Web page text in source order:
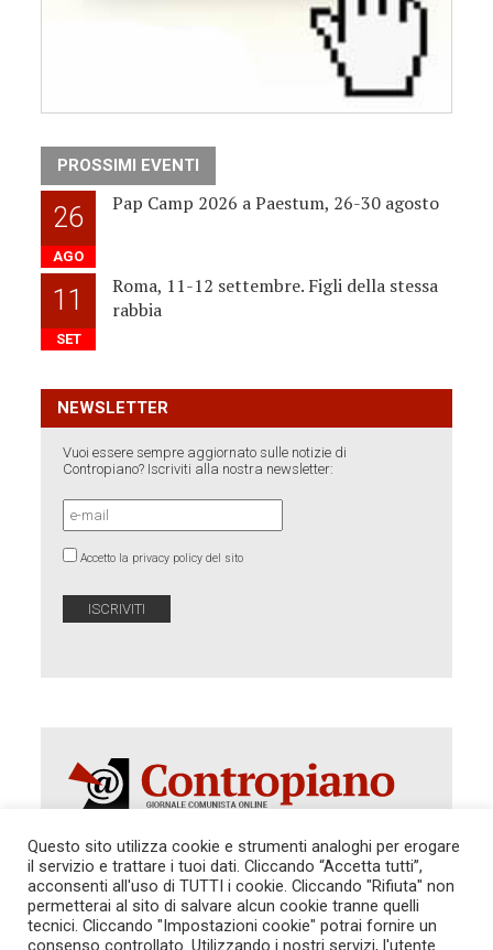
PROSSIMI EVENTI
26
AGO
Pap Camp 2026 a Paestum, 26-30 agosto
11
SET
Roma, 11-12 settembre. Figli della stessa
rabbia
NEWSLETTER
Vuoi essere sempre aggiornato sulle notizie di
Contropiano? Iscriviti alla nostra newsletter:
Accetto la privacy policy del sito
Autorizzazione del Tribunale di Roma 286 del 31
dicembre 2014. Direttore Responsabile: Sergio
Cararo. Indirizzo: V.Casalbruciato 27- sc. B - 00159
Questo sito utilizza cookie e strumenti analoghi per erogare
il servizio e trattare i tuoi dati. Cliccando “Accetta tutti”,
acconsenti all'uso di TUTTI i cookie. Cliccando "Rifiuta" non
permetterai al sito di salvare alcun cookie tranne quelli
tecnici. Cliccando "Impostazioni cookie" potrai fornire un
consenso controllato. Utilizzando i nostri servizi, l'utente